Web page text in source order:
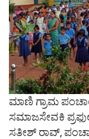
ಮಾಣಿ ಗ್ರಾಮ
ಸಮಾಜಸೇವಕಿ
ಸತೀಶ್ ರಾವ್,